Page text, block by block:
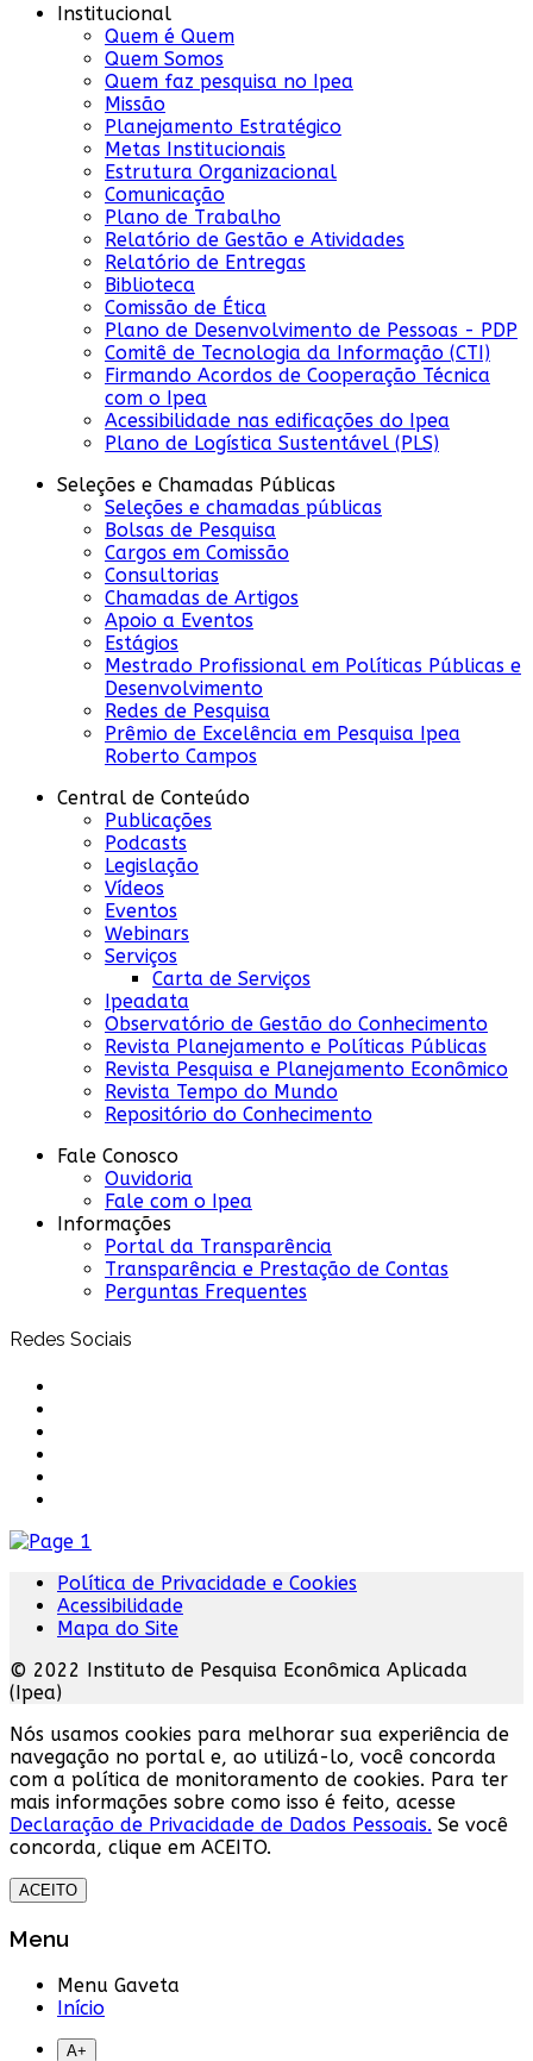
Institucional
Quem é Quem
Quem Somos
Quem faz pesquisa no Ipea
Missão
Planejamento Estratégico
Metas Institucionais
Estrutura Organizacional
Comunicação
Plano de Trabalho
Relatório de Gestão e Atividades
Relatório de Entregas
Biblioteca
Comissão de Ética
Plano de Desenvolvimento de Pessoas - PDP
Comitê de Tecnologia da Informação (CTI)
Firmando Acordos de Cooperação Técnica
com o Ipea
Acessibilidade nas edificações do Ipea
Plano de Logística Sustentável (PLS)
Seleções e Chamadas Públicas
Seleções e chamadas públicas
Bolsas de Pesquisa
Cargos em Comissão
Consultorias
Chamadas de Artigos
Apoio a Eventos
Estágios
Mestrado Profissional em Políticas Públicas e
Desenvolvimento
Redes de Pesquisa
Prêmio de Excelência em Pesquisa Ipea
Roberto Campos
Central de Conteúdo
Publicações
Podcasts
Legislação
Vídeos
Eventos
Webinars
Serviços
Carta de Serviços
Ipeadata
Observatório de Gestão do Conhecimento
Revista Planejamento e Políticas Públicas
Revista Pesquisa e Planejamento Econômico
Revista Tempo do Mundo
Repositório do Conhecimento
Fale Conosco
Ouvidoria
Fale com o Ipea
Informações
Portal da Transparência
Transparência e Prestação de Contas
Perguntas Frequentes
Redes Sociais
Política de Privacidade e Cookies
Acessibilidade
Mapa do Site
© 2022 Instituto de Pesquisa Econômica Aplicada
(Ipea)
Nós usamos cookies para melhorar sua experiência de
navegação no portal e, ao utilizá-lo, você concorda
com a política de monitoramento de cookies. Para ter
mais informações sobre como isso é feito, acesse
Declaração de Privacidade de Dados Pessoais. Se você
concorda, clique em ACEITO.
ACEITO
Menu
Menu Gaveta
Início
A+